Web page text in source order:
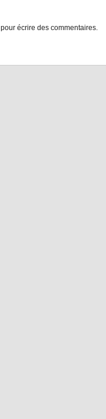
pour écrire des commentaires.